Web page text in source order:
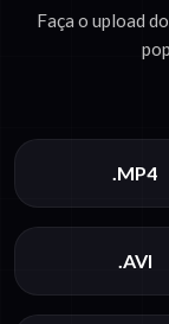
Faça o upload
.MP4
.AVI